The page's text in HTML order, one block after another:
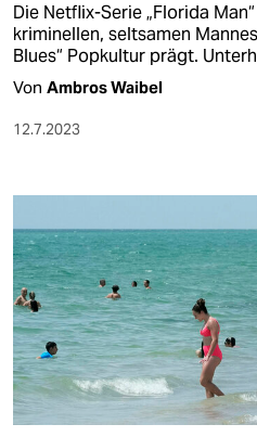
wahrheit
verlag
verlag
fragen & hilfe
unterstützen
abo
genossenschaft
Die Netflix-Serie „Florida
kriminellen, seltsamen
Blues“ Popkultur prägt.
Von Ambros Waibel
12.7.2023